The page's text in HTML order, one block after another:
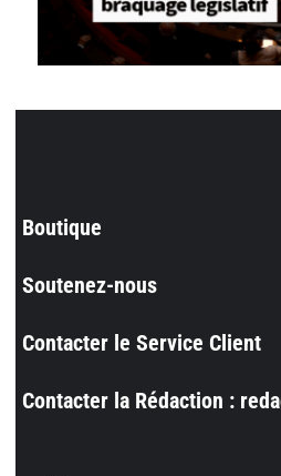
Boutique
Soutenez-nous
Contacter le Service Client
Contacter la Rédaction :